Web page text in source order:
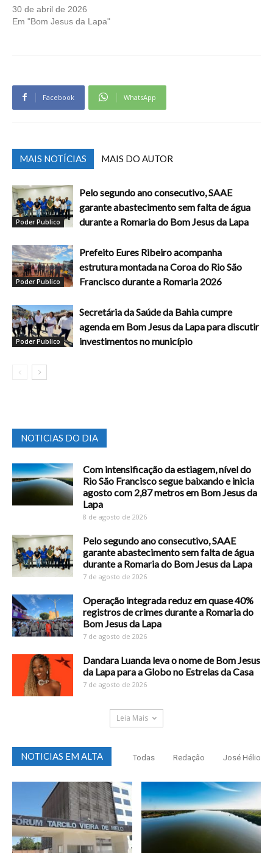
30 de abril de 2026
Em "Bom Jesus da Lapa"
Facebook WhatsApp
MAIS NOTÍCIAS MAIS DO AUTOR
Poder Publico
Pelo segundo ano consecutivo, SAAE
garante abastecimento sem falta de água
durante a Romaria do Bom Jesus da Lapa
Poder Publico
Prefeito Eures Ribeiro acompanha
estrutura montada na Coroa do Rio São
Francisco durante a Romaria 2026
Poder Publico
Secretária da Saúde da Bahia cumpre
agenda em Bom Jesus da Lapa para discutir
investimentos no município
NOTICIAS DO DIA
Com intensificação da estiagem, nível do
Rio São Francisco segue baixando e inicia
agosto com 2,87 metros em Bom Jesus da
Lapa
8 de agosto de 2026
Pelo segundo ano consecutivo, SAAE
garante abastecimento sem falta de água
durante a Romaria do Bom Jesus da Lapa
7 de agosto de 2026
Operação integrada reduz em quase 40%
registros de crimes durante a Romaria do
Bom Jesus da Lapa
7 de agosto de 2026
Dandara Luanda leva o nome de Bom Jesus
da Lapa para a Globo no Estrelas da Casa
7 de agosto de 2026
Leia Mais
NOTICIAS EM ALTA Todas Redação José Hélio